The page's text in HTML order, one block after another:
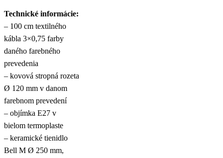
Technické informácie:
– 100 cm textilného
kábla 3×0,75 farby
daného farebného
prevedenia
– kovová stropná rozeta
Ø 120 mm v danom
farebnom prevedení
– objímka E27 v
bielom termoplaste
– keramické tienidlo
Bell M Ø 250 mm,